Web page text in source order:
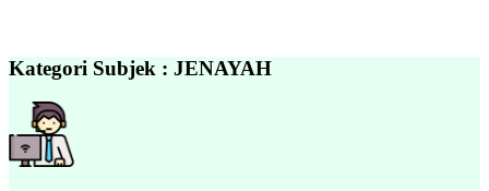
Kategori Subjek : JENAYAH